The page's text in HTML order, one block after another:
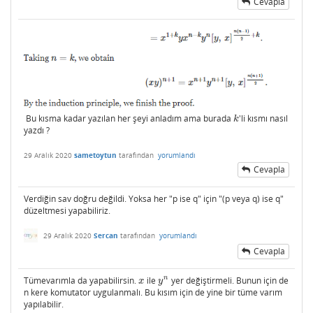
Bu kısma kadar yazılan her şeyi anladım ama burada k
k'li kısmı nasıl
yazdı ?
29 Aralık 2020 sametoytun tarafından yorumlandı
Cevapla
Verdiğin sav doğru değildi. Yoksa her "p ise q" için "(p veya q) ise q"
düzeltmesi yapabiliriz.
29 Aralık 2020 Sercan tarafından yorumlandı
Cevapla
Tümevarımla da yapabilirsin. x
x ile yn
yn yer değiştirmeli. Bunun için de
n kere komutator uygulanmalı. Bu kısım için de yine bir tüme varım
yapılabilir.